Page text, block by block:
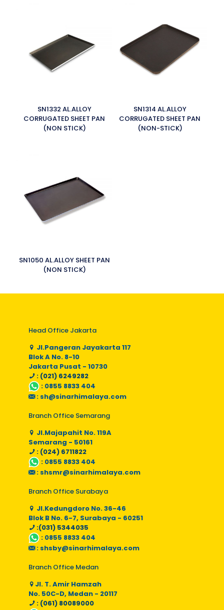
SN1332 AL.ALLOY
CORRUGATED SHEET PAN
(NON STICK)
SN1314 AL.ALLOY
CORRUGATED SHEET PAN
(NON-STICK)
SN1050 AL.ALLOY SHEET PAN
(NON STICK)
Head Office Jakarta
Jl.Pangeran Jayakarta 117
Blok A No. 8-10
Jakarta Pusat - 10730
: (021) 6249282
: 0855 8833 404
: sh@sinarhimalaya.com
Branch Office Semarang
Jl.Majapahit No. 119A
Semarang - 50161
: (024) 6711822
: 0855 8833 404
: shsmr@sinarhimalaya.com
Branch Office Surabaya
Jl.Kedungdoro No. 36-46
Blok B No. 6-7, Surabaya - 60251
:(031) 5344035
: 0855 8833 404
: shsby@sinarhimalaya.com
Branch Office Medan
Jl. T. Amir Hamzah
No. 50C-D, Medan - 20117
: (061) 80089000